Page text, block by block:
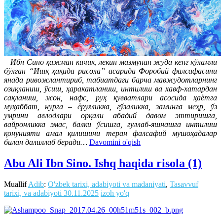
Ибн Сино ҳажман кичик, лекин мазмунан жуда кенг кўламли
бўлган “Ишқ ҳақида рисола” асарида Форобий фалсафасини
янада ривожлантириб, табиатдаги барча мавжудотларнинг
озиқланиш, ўсиш, ҳаракатланиш, интилиш ва хавф-хатардан
сақланиш, жон, нафс, руҳ қувватлари асосида ҳаётга
муҳаббат, нурга – ёруғликка, гўзаликка, заминга меҳр, ўз
умрини авлодлари орқали абадий давом эттиришга,
вайронликка эмас, балки ўсишга, гуллаб-яшнашга интилиш
қонунияти амал қилишини теран фалсафий мушоҳадалар
билан далиллаб беради… Davomini o'qish
Abu Ali Ibn Sino. Ishq haqida risola (1)
MuallifAdib: O'zbek tarixi, adabiyoti va madaniyati, Tasavvuf
tarixi, va adabiyoti 30.11.2025 izoh yo'q